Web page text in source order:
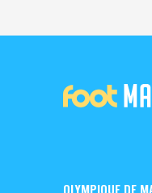
OLYMPIQUE DE